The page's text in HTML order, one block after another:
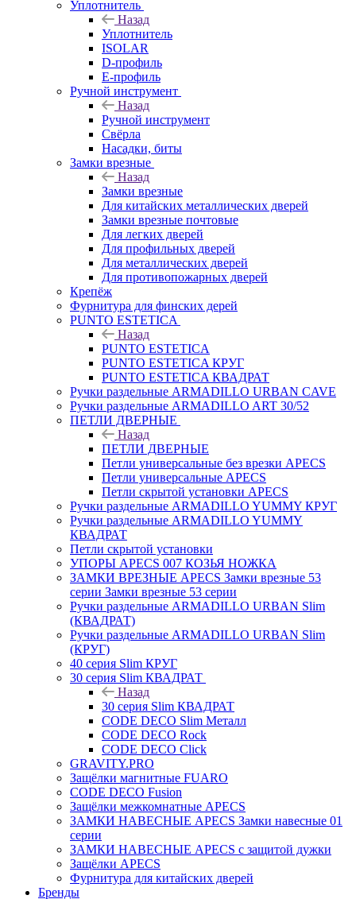
Уплотнитель
Назад
Уплотнитель
ISOLAR
D-профиль
Е-профиль
Ручной инструмент
Назад
Ручной инструмент
Свёрла
Насадки, биты
Замки врезные
Назад
Замки врезные
Для китайских металлических дверей
Замки врезные почтовые
Для легких дверей
Для профильных дверей
Для металлических дверей
Для противопожарных дверей
Крепёж
Фурнитура для финских дерей
PUNTO ESTETICA
Назад
PUNTO ESTETICA
PUNTO ESTETICA КРУГ
PUNTO ESTETICA КВАДРАТ
Ручки раздельные ARMADILLO URBAN CAVE
Ручки раздельные ARMADILLO ART 30/52
ПЕТЛИ ДВЕРНЫЕ
Назад
ПЕТЛИ ДВЕРНЫЕ
Петли универсальные без врезки APECS
Петли универсальные APECS
Петли скрытой установки APECS
Ручки раздельные ARMADILLO YUMMY КРУГ
Ручки раздельные ARMADILLO YUMMY
КВАДРАТ
Петли скрытой установки
УПОРЫ APECS 007 КОЗЬЯ НОЖКА
ЗАМКИ ВРЕЗНЫЕ APECS Замки врезные 53
серии Замки врезные 53 серии
Ручки раздельные ARMADILLO URBAN Slim
(КВАДРАТ)
Ручки раздельные ARMADILLO URBAN Slim
(КРУГ)
40 серия Slim КРУГ
30 серия Slim КВАДРАТ
Назад
30 серия Slim КВАДРАТ
CODE DECO Slim Металл
CODE DECO Rock
CODE DECO Click
GRAVITY.PRO
Защёлки магнитные FUARO
CODE DECO Fusion
Защёлки межкомнатные APECS
ЗАМКИ НАВЕСНЫЕ APECS Замки навесные 01
серии
ЗАМКИ НАВЕСНЫЕ APECS с защитой дужки
Защёлки APECS
Фурнитура для китайских дверей
Бренды